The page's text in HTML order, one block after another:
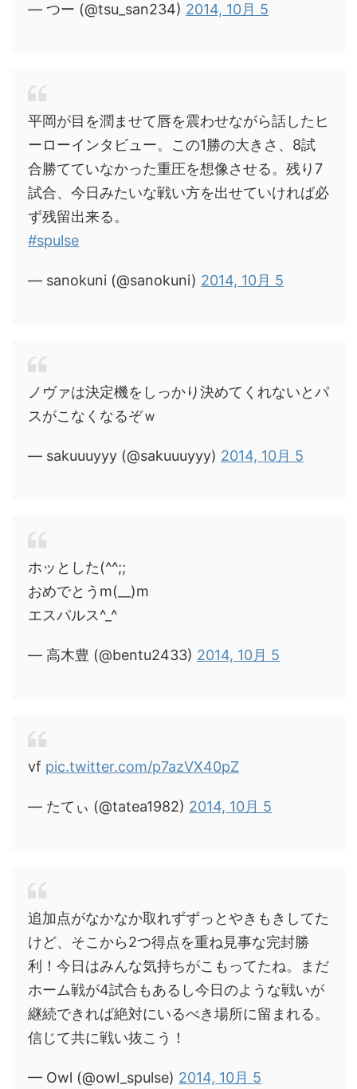
— つー (@tsu_san234) 2014, 10月 5
平岡が目を潤ませて唇を震わせながら話したヒ
ーローインタビュー。この1勝の大きさ、8試
合勝てていなかった重圧を想像させる。残り7
試合、今日みたいな戦い方を出せていければ必
ず残留出来る。
#spulse
— sanokuni (@sanokuni) 2014, 10月 5
ノヴァは決定機をしっかり決めてくれないとパ
スがこなくなるぞｗ
— sakuuuyyy (@sakuuuyyy) 2014, 10月 5
ホッとした(^^;;
おめでとうm(__)m
エスパルス^_^
— 高木豊 (@bentu2433) 2014, 10月 5
vf pic.twitter.com/p7azVX40pZ
— たてぃ (@tatea1982) 2014, 10月 5
追加点がなかなか取れずずっとやきもきしてた
けど、そこから2つ得点を重ね見事な完封勝
利！今日はみんな気持ちがこもってたね。まだ
ホーム戦が4試合もあるし今日のような戦いが
継続できれば絶対にいるべき場所に留まれる。
信じて共に戦い抜こう！
— Owl (@owl_spulse) 2014, 10月 5